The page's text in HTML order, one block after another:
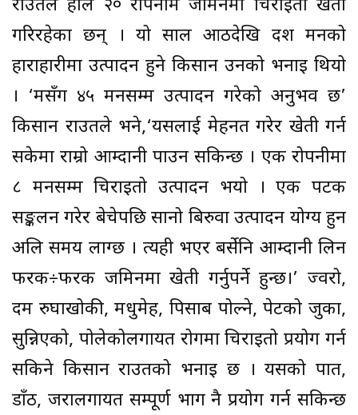
राउतले हाल २० रोपनीम जमिनमा चिराइतो खेती
गरिरहेका छन् । यो साल आठदेखि दश मनको
हाराहारीमा उत्पादन हुने किसान उनको भनाइ थियो
। ‘मसँग ४५ मनसम्म उत्पादन गरेको अनुभव छ’
किसान राउतले भने,‘यसलाई मेहनत गरेर खेती गर्न
सकेमा राम्रो आम्दानी पाउन सकिन्छ । एक रोपनीमा
८ मनसम्म चिराइतो उत्पादन भयो । एक पटक
सङ्कलन गरेर बेचेपछि सानो बिरुवा उत्पादन योग्य हुन
अलि समय लाग्छ । त्यही भएर बर्सेनि आम्दानी लिन
फरक÷फरक जमिनमा खेती गर्नुपर्ने हुन्छ।’ ज्वरो,
दम रुघाखोकी, मधुमेह, पिसाब पोल्ने, पेटको जुका,
सुन्निएको, पोलेकोलगायत रोगमा चिराइतो प्रयोग गर्न
सकिने किसान राउतको भनाइ छ । यसको पात,
डाँठ, जरालगायत सम्पूर्ण भाग नै प्रयोग गर्न सकिन्छ